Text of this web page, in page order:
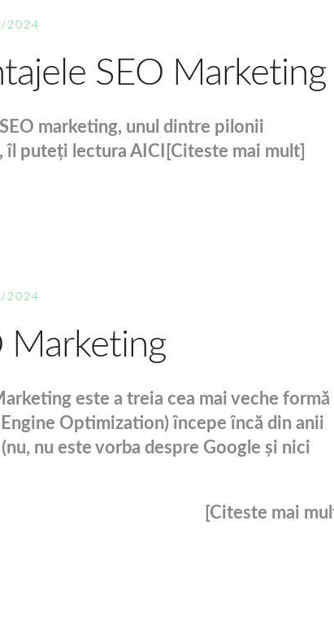
2024
SEO Marketing
marketing, unul dintre pilonii
îl puteți lectura AICI [Citeste mai mult]
2024
Marketing
este a treia cea mai veche formă
Optimization) începe încă din anii
nu este vorba despre Google și nici
[Citeste mai